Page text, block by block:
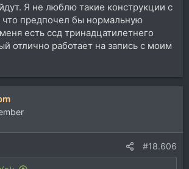
Я не люблю такие конструкции с
что предпочел бы нормальную
есть ссд тринадцатилетнего
отлично работает на запись с моим
#18.606